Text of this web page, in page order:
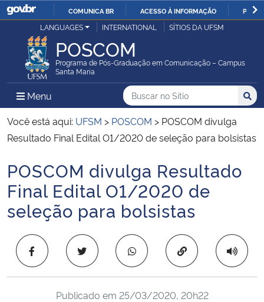
IR
PARA
O
COMUNICA BR ACESSO À INFORMAÇÃO
Ministério da Justiça e Segurança Pública
Ministério da Defesa
Ministério das Relações Exteriores
Ministério da Infraestrutura
Ministério da Agricultura, Pecuária e Abastecimento
Ministério da Educação
LANGUAGES INTERNATIONAL SÍTIOS DA UFSM
POSCOM
Programa de Pós-Graduação em Comunicação – Campus
Santa Maria
Menu Menu Principal do Sítio
Busca
Buscar no no Sítio
Busca:
Você está aqui: UFSM > POSCOM > POSCOM divulga
Resultado Final Edital O1/2020 de seleção para bolsistas
Início do conteúdo
POSCOM divulga Resultado
Final Edital O1/2020 de
seleção para bolsistas
Copiar para área
Publicado em 25/03/2020, 20h22